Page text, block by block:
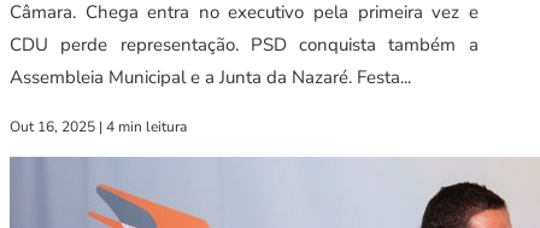
Câmara. Chega entra no executivo pela primeira vez e
CDU perde representação. PSD conquista também a
Assembleia Municipal e a Junta da Nazaré. Festa...
Out 16, 2025 | 4 min leitura